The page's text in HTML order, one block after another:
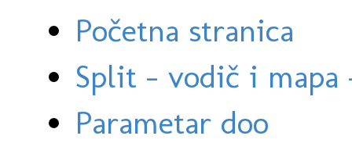
Početna stranica
Split - vodič i
Parametar doo